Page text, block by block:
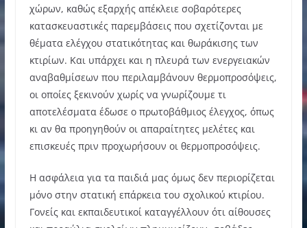
χώρων, καθώς εξαρχής απέκλειε σοβαρότερες
κατασκευαστικές παρεμβάσεις που σχετίζονται με
θέματα ελέγχου στατικότητας και θωράκισης των
κτιρίων. Και υπάρχει και η πλευρά των ενεργειακών
αναβαθμίσεων που περιλαμβάνουν θερμοπροσόψεις,
οι οποίες ξεκινούν χωρίς να γνωρίζουμε τι
αποτελέσματα έδωσε ο πρωτοβάθμιος έλεγχος, όπως
κι αν θα προηγηθούν οι απαραίτητες μελέτες και
επισκευές πριν προχωρήσουν οι θερμοπροσόψεις.
Η ασφάλεια για τα παιδιά μας όμως δεν περιορίζεται
μόνο στην στατική επάρκεια του σχολικού κτιρίου.
Γονείς και εκπαιδευτικοί καταγγέλλουν ότι αίθουσες